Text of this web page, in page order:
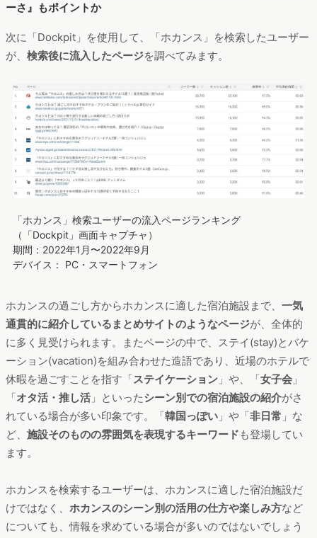
ーさ』もポイントか
次に「Dockpit」を使用して、「ホカンス」を検索したユーザー
が、 検索後に流入したページを調べてみます。
「ホカンス」検索ユーザーの流入ページランキング
（「Dockpit」画面キャプチャ）
期間：2022年1月〜2022年9月
デバイス： PC・スマートフォン
ホカンスの過ごし方からホカンスに適した宿泊施設まで、 一気
通貫的に紹介しているまとめサイトのようなページが、全体的
に多く見受けられます。またページの中で、ステイ(stay)とバケ
ーション(vacation)を組み合わせた造語であり、近場のホテルで
休暇を過ごすことを指す「ステイケーション 」や、「女子会 」
「オタ活・推し活 」といったシーン別での宿泊施設の紹介がさ
れている場合が多い印象です。「韓国っぽい 」や「非日常 」な
ど、 施設そのものの雰囲気を表現するキーワード も登場してい
ます。
ホカンスを検索するユーザーは、ホカンスに適した宿泊施設だ
けではなく、 ホカンスのシーン別の活用の仕方や楽しみ方など
についても、情報を求めている場合が多いのではないでしょう